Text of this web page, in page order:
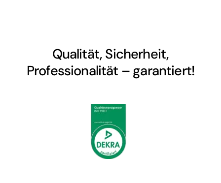
Qualität, Sicherheit,
Professionalität – garantiert!